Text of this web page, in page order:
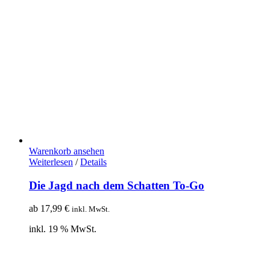
Warenkorb ansehen
Weiterlesen / Details
Die Jagd nach dem Schatten To-Go
ab 17,99 € inkl. MwSt.
inkl. 19 % MwSt.